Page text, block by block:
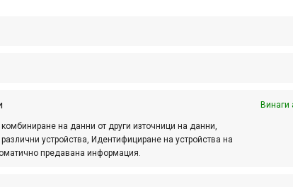
Винаги
на данни от други източници на данни,
устройства, Идентифициране на устройства на
предавана информация.
след Великден се очертават като едни от
в различни формати,
из Врачански Балкан 2012 –